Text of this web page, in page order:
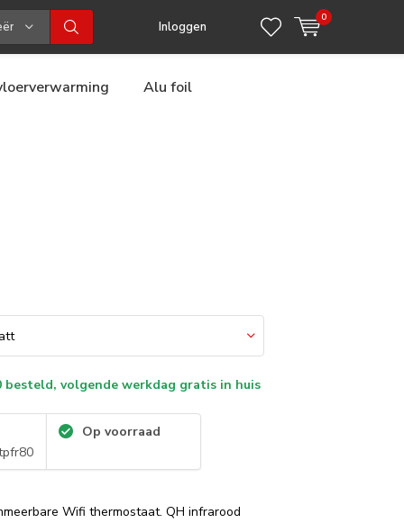
Inloggen
0
Alu foil
besteld, volgende werkdag gratis in huis
Op voorraad
Wifi thermostaat. QH infrarood